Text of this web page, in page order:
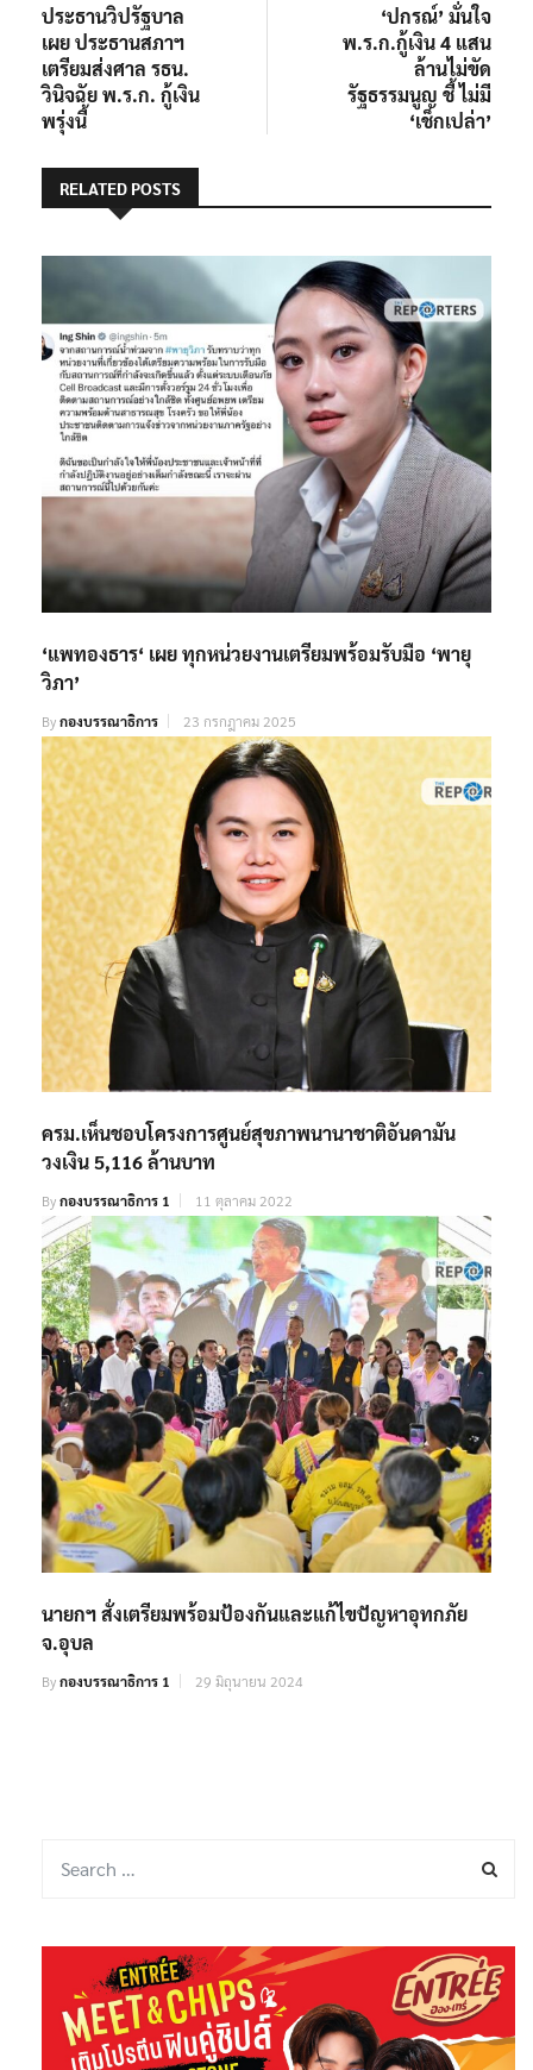
เรื่อง
post:
ประธานวิปรัฐบาล
เผย ประธานสภาฯ
เตรียมส่งศาล รธน.
วินิจฉัย พ.ร.ก. กู้เงิน
พรุ่งนี้
post:
‘ปกรณ์’ มั่นใจ
พ.ร.ก.กู้เงิน 4 แสน
ล้านไม่ขัด
รัฐธรรมนูญ ชี้ ไม่มี
‘เช็กเปล่า’
RELATED POSTS
‘แพทองธาร‘ เผย ทุกหน่วยงานเตรียมพร้อมรับมือ ‘พายุ
วิภา’
Byกองบรรณาธิการ 23 กรกฎาคม 2025
ครม.เห็นชอบโครงการศูนย์สุขภาพนานาชาติอันดามัน
วงเงิน 5,116 ล้านบาท
Byกองบรรณาธิการ 1 11 ตุลาคม 2022
นายกฯ สั่งเตรียมพร้อมป้องกันและแก้ไขปัญหาอุทกภัย
จ.อุบล
Byกองบรรณาธิการ 1 29 มิถุนายน 2024